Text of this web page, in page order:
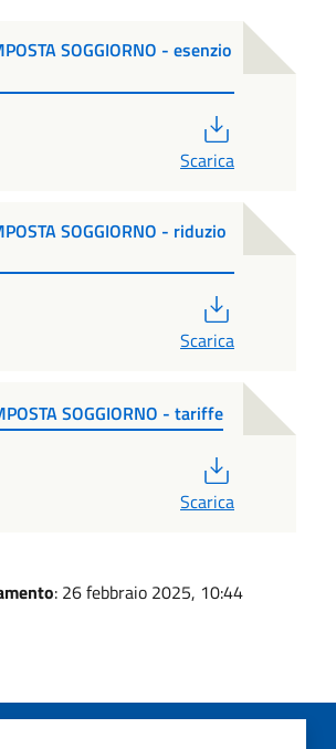
SOGGIORNO - esenzio
Scarica
SOGGIORNO - riduzio
Scarica
SOGGIORNO - tariffe
Scarica
: 26 febbraio 2025, 10:44